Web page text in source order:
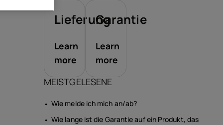
Lieferung
Learn
more
Garantie
Learn
more
MEISTGELESENE
Wie melde ich mich an/ab?
Wie lange ist die Garantie auf ein Produkt, das